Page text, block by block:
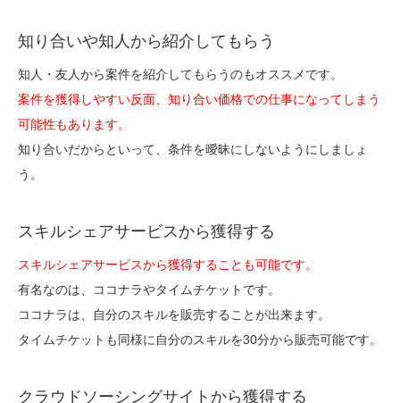
知り合いや知人から紹介してもらう
知人・友人から案件を紹介してもらうのもオススメです。
案件を獲得しやすい反面、知り合い価格での仕事になってしまう
可能性もあります。
知り合いだからといって、条件を曖昧にしないようにしましょ
う。
スキルシェアサービスから獲得する
スキルシェアサービスから獲得することも可能です。
有名なのは、ココナラやタイムチケットです。
ココナラは、自分のスキルを販売することが出来ます。
タイムチケットも同様に自分のスキルを30分から販売可能です。
クラウドソーシングサイトから獲得する